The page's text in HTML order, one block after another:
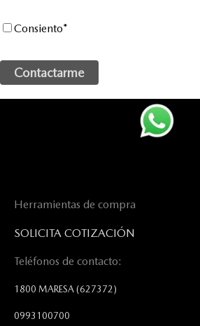
Consiento*
Herramientas de compra
SOLICITA COTIZACIÓN
Teléfonos de contacto:
1800 MARESA(627372)
0993100700